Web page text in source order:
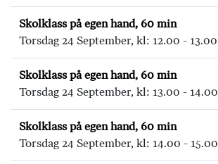
Skolklass på egen hand, 60 min
Torsdag 24 September, kl: 12.00 - 13.00
Skolklass på egen hand, 60 min
Torsdag 24 September, kl: 13.00 - 14.00
Skolklass på egen hand, 60 min
Torsdag 24 September, kl: 14.00 - 15.00